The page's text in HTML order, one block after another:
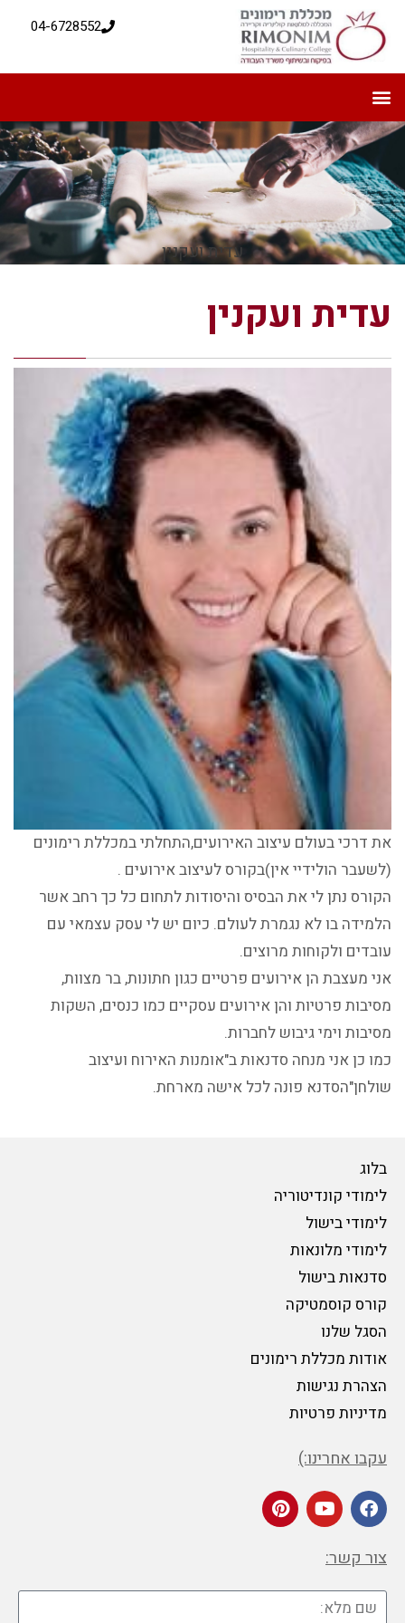
04-6728552
עדית ועקנין
עדית ועקנין
את דרכי בעולם עיצוב האירועים,התחלתי במכללת רימונים
(לשעבר הולידיי אין)בקורס לעיצוב אירועים .
הקורס נתן לי את הבסיס והיסודות לתחום כל כך רחב אשר
הלמידה בו לא נגמרת לעולם. כיום יש לי עסק עצמאי עם
עובדים ולקוחות מרוצים.
אני מעצבת הן אירועים פרטיים כגון חתונות, בר מצוות,
מסיבות פרטיות והן אירועים עסקיים כמו כנסים, השקות
מסיבות וימי גיבוש לחברות.
כמו כן אני מנחה סדנאות ב"אומנות האירוח ועיצוב
שולחן"הסדנא פונה לכל אישה מארחת.
בלוג
לימודי קונדיטוריה
לימודי בישול
לימודי מלונאות
סדנאות בישול
קורס קוסמטיקה
הסגל שלנו
אודות מכללת רימונים
הצהרת נגישות
מדיניות פרטיות
עקבו אחרינו:)
צור קשר: